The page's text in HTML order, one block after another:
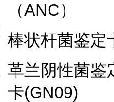
（ANC）
棒状杆菌鉴定
革兰阴性菌鉴
卡(GN09)